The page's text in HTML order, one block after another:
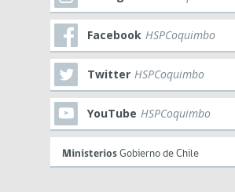
Facebook HSPCoquimbo
Twitter HSPCoquimbo
YouTube HSPCoquimbo
Ministerios Gobierno de Chile